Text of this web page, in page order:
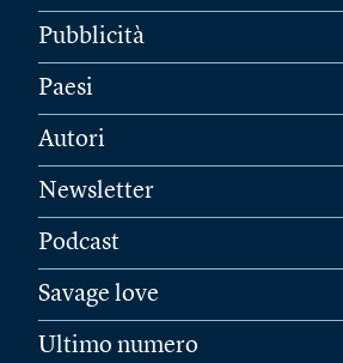
Pubblicità
Paesi
Autori
Newsletter
Podcast
Savage love
Ultimo numero